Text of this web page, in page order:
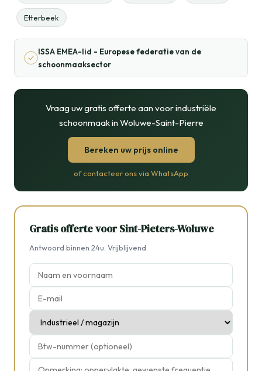
Etterbeek
ISSA EMEA-lid - Europese federatie van de
schoonmaaksector
Vraag uw gratis offerte aan voor industriële
schoonmaak in Woluwe-Saint-Pierre
Bereken uw prijs online
of contacteer ons via WhatsApp
Gratis offerte voor Sint-Pieters-Woluwe
Antwoord binnen 24u. Vrijblijvend.